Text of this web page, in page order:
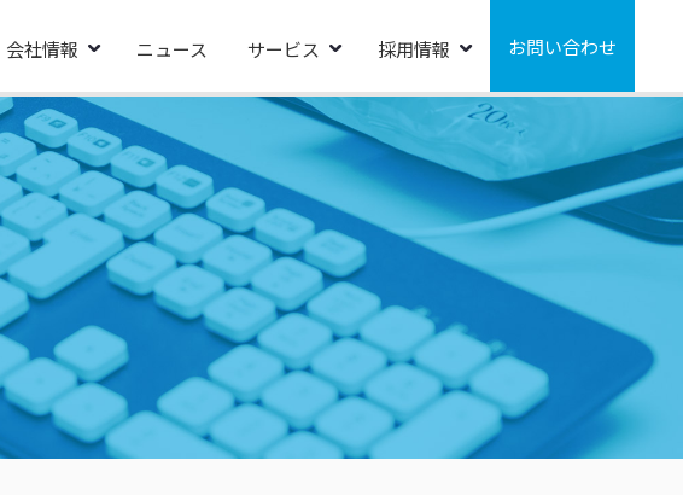
会社情報 ニュース サービス 採用情報 お問い合わせ